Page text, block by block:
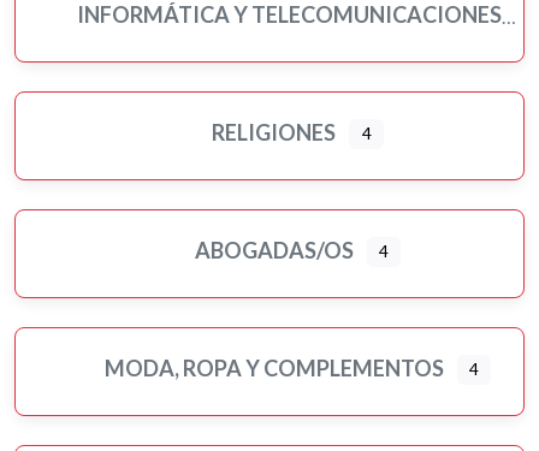
INFORMÁTICA Y TELECOMUNICACIONES
RELIGIONES 4
ABOGADAS/OS 4
MODA, ROPA Y COMPLEMENTOS 4